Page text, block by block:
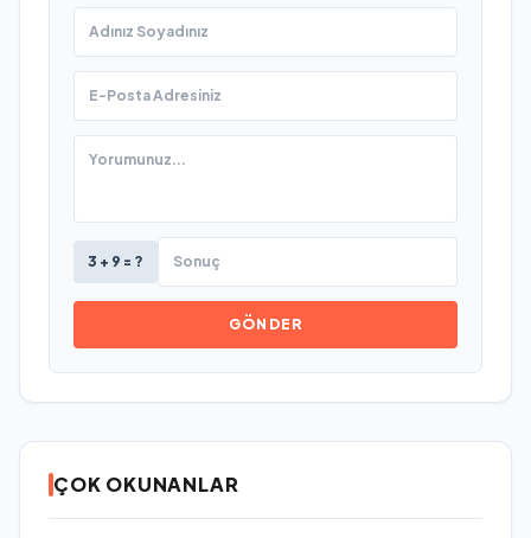
3 + 9 = ?
GÖNDER
ÇOK OKUNANLAR